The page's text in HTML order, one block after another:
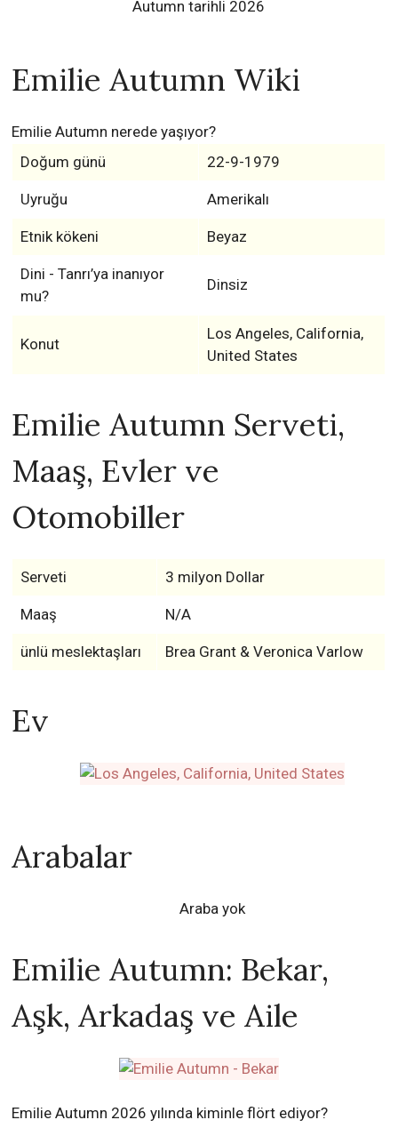
Emilie Autumn Wiki
Emilie Autumn nerede yaşıyor?
Doğum günü
22-9-1979
Uyruğu Amerikalı
Etnik kökeni Beyaz
Dini - Tanrı’ya inanıyor
mu?
Dinsiz
Konut
Los Angeles, California,
United States
Emilie Autumn Serveti,
Maaş, Evler ve
Otomobiller
Serveti 3 milyon Dollar
Maaş N/A
ünlü meslektaşları Brea Grant & Veronica Varlow
Ev
Arabalar
Araba yok
Emilie Autumn: Bekar,
Aşk, Arkadaş ve Aile
Emilie Autumn 2026 yılında kiminle flört ediyor?